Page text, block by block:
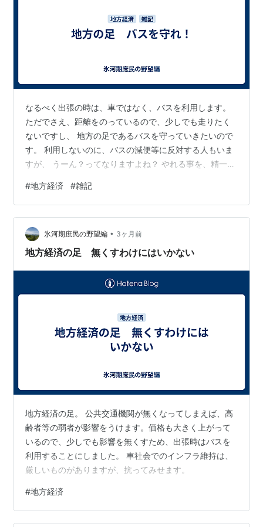
なるべく出張の時は、車ではなく、バスを利用します。
ただでさえ、距離をのっているので、少しでも走りたく
ないですし、 地方の足であるバスを守っていきたいので
す。 利用しないのに、バスの減便等に反対する人もいま
すが、 うーん？ってなりますよね？ やれる事を、精一杯
#地方経済 #雑記
氷河期庶民の野望編 • 3ヶ月前
地方経済の足 無くすわけにはいかない
地方経済の足。 公共交通機関が無くなってしまえば、高
齢者等の弱者が影響をうけます。価格も大きく上がって
いるので、少しでも影響を無くすため、出張時はバスを
利用することにしました。 車社会でのインフラ維持は、
厳しいものがありますが、抗ってみせます。
#地方経済